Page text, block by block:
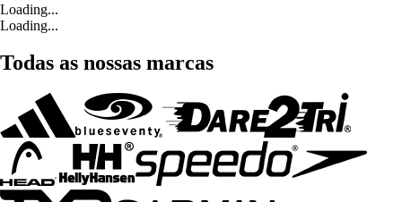
Loading...
Loading...
Todas as nossas marcas